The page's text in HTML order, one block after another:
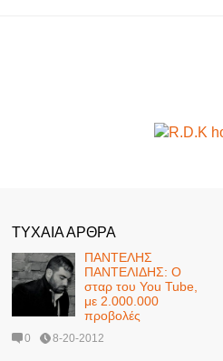
ΤΥΧΑΙΑ ΑΡΘΡΑ
ΠΑΝΤΕΛΗΣ
ΠΑΝΤΕΛΙΔΗΣ: Ο
σταρ του You Tube,
με 2.000.000
προβολές
0 8-20-2012